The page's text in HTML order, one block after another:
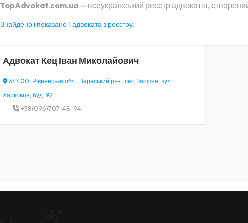
TopAdvokat.com.ua — всеукраїнський реєстр адвокатів,
Знайдено і показано 1 адвоката з реєстру.
АдвокатКец Іван Миколайович
34400, Рівненська обл., Вараський р-н., смт Зарічне, вул.
Харковця, буд. 92
+38(096)707-48-94